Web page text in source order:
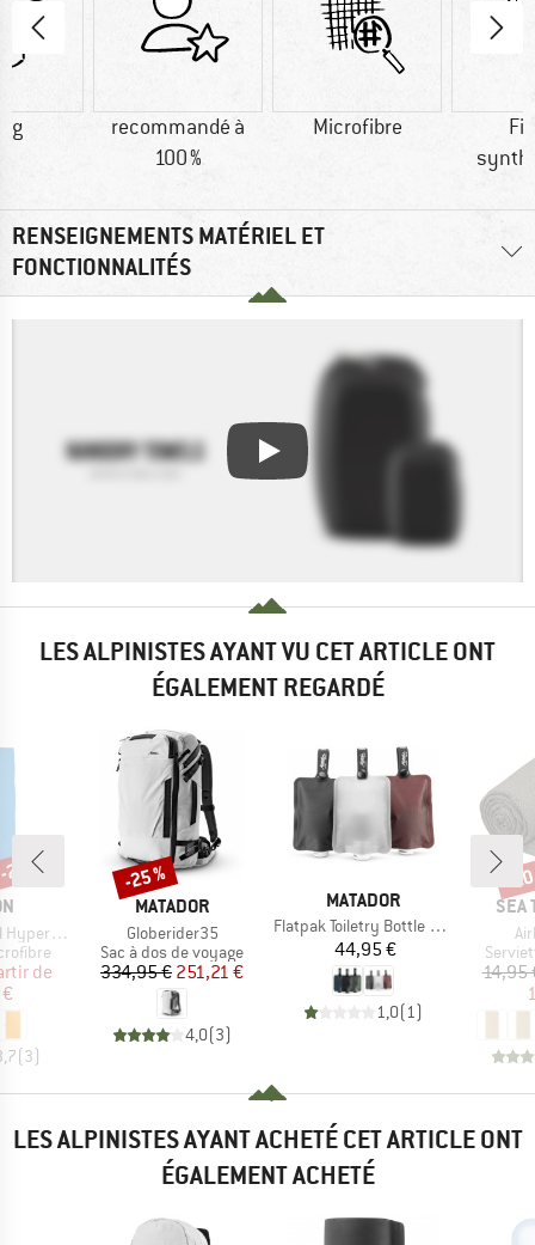
g
recommandé à
100 %
Microfibre
RENSEIGNEMENTS MATÉRIEL ET
FONCTIONNALITÉS
LES ALPINISTES AYANT VU CET ARTICLE ONT
ÉGALEMENT REGARDÉ
réduit
de
(3)
%
MARQUE
MATADOR
Article
Globerider35
Product group
Sac à dos de voyage
Prix
334,95 €Prix réduit
251,21 €
4,0(3)
Remise
-25 %
MARQUE
MATADOR
Article
Flatpak Toiletry Bottle 3Pk
Prix
44,95 €
1,0( 1)
SEA
14,95
-
LES ALPINISTES AYANT ACHETÉ CET ARTICLE ONT
ÉGALEMENT ACHETÉ